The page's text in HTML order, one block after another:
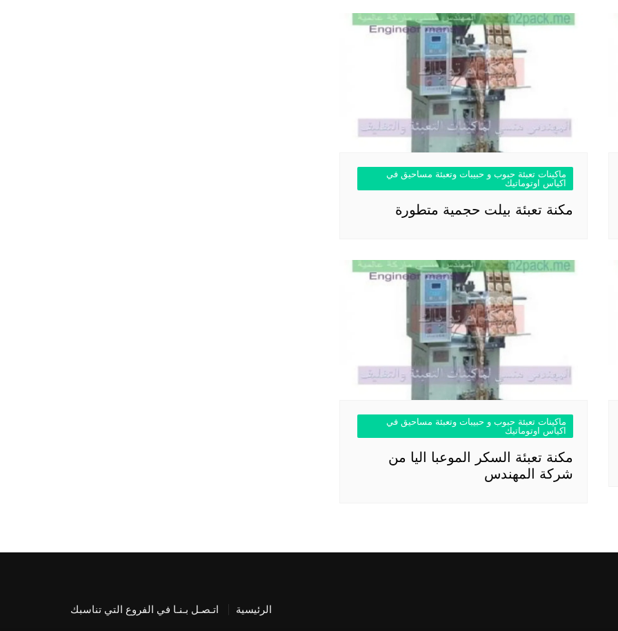
ماكينات تعبئة حبوب و حبيبات وتعبئة مساحيق في
اكياس اوتوماتيك
مكنة تعبئة بيلت حجمية متطورة
ماكينات تعبئة حبوب و حبيبات وتعبئة مساحيق في
اكياس اوتوماتيك
مكنة تعبئة السكر الموعبا اليا من
شركة المهندس
الرئيسية اتـصـل بـنـا في الفروع التي تناسبك